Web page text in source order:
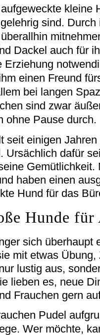
kleine
sind.
Dackel auch für
Erziehung
einen Freund
bei langen
sind zwar
ohne Pause durch.
seit einigen
Ursächlich dafür
haben einen
Hund für das
Hunde für
sich überhaupt
mit etwas
lustig aus,
lieben es, neue
Frauchen gern
Pudel
Wer möchte,